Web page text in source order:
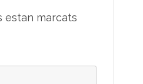
estan marcats